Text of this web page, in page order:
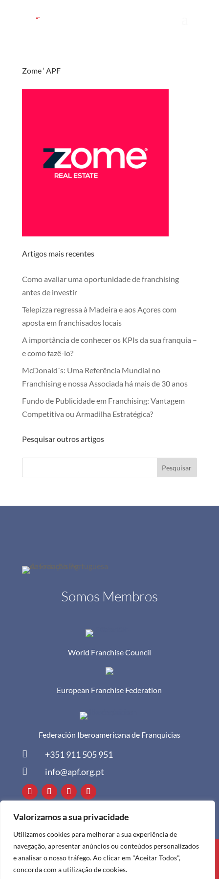
Valorizamos a sua privacidade
Utilizamos cookies para melhorar a sua experiência de
navegação, apresentar anúncios ou conteúdos personalizados
e analisar o nosso tráfego. Ao clicar em "Aceitar Todos",
concorda com a utilização de cookies.
Zome ‘ APF
Artigos mais recentes
Como avaliar uma oportunidade de franchising
antes de investir
Telepizza regressa à Madeira e aos Açores com
aposta em franchisados locais
A importância de conhecer os KPIs da sua franquia –
e como fazê-lo?
McDonald´s: Uma Referência Mundial no
Franchising e nossa Associada há mais de 30 anos
Fundo de Publicidade em Franchising: Vantagem
Competitiva ou Armadilha Estratégica?
Pesquisar outros artigos
Pesquisar
Somos Membros
World Franchise Council
European Franchise Federation
Federación Iberoamericana de Franquicias
 +351 911 505 951
 info@apf.org.pt
Todos os direitos reservados à APF ©
2024